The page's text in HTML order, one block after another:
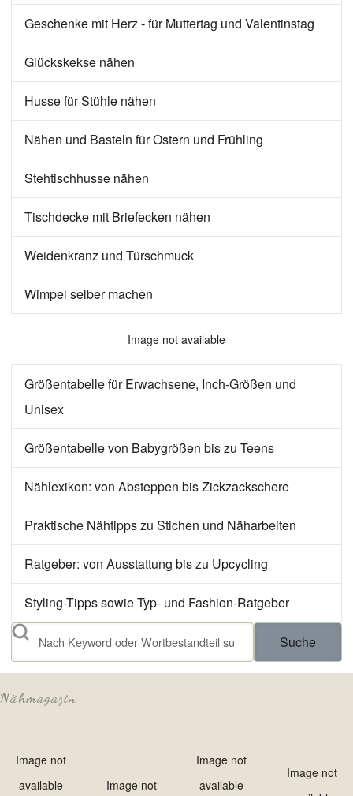
Geschenke mit Herz - für Muttertag und Valentinstag
Glückskekse nähen
Husse für Stühle nähen
Nähen und Basteln für Ostern und Frühling
Stehtischhusse nähen
Tischdecke mit Briefecken nähen
Weidenkranz und Türschmuck
Wimpel selber machen
Image not available
Größentabelle für Erwachsene, Inch-Größen und
Unisex
Größentabelle von Babygrößen bis zu Teens
Nählexikon: von Absteppen bis Zickzackschere
Praktische Nähtipps zu Stichen und Näharbeiten
Ratgeber: von Ausstattung bis zu Upcycling
Styling-Tipps sowie Typ- und Fashion-Ratgeber
Suche
Nähmagazin
Image not
available
Image not
Image not
available
Image not